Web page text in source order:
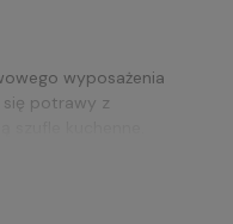
wyposażenia
potrawy z
usług.
zaopatrzenie